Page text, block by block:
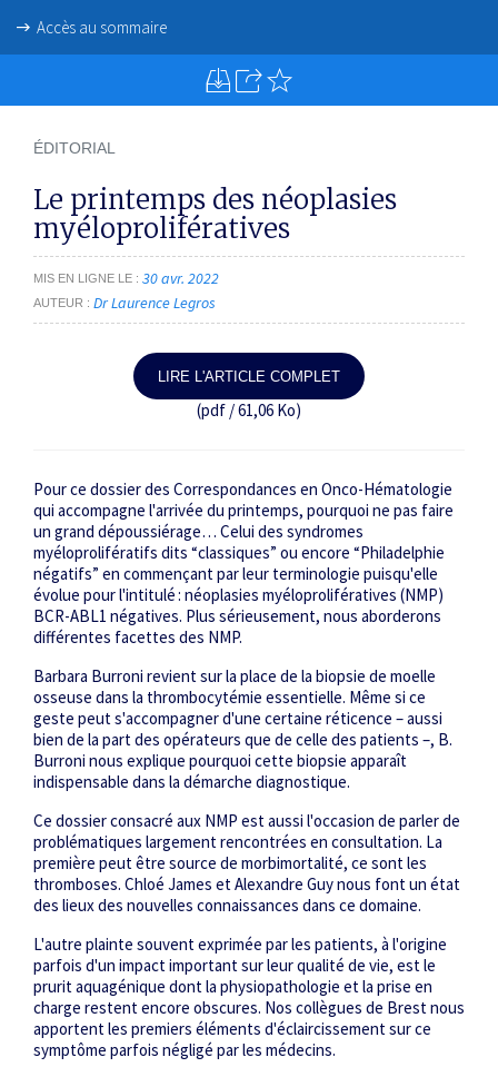
Accès au sommaire
ÉDITORIAL
Le printemps des néoplasies
myéloprolifératives
MIS EN LIGNE LE 30 avr. 2022
AUTEUR Dr Laurence Legros
LIRE L'ARTICLE COMPLET
(pdf / 61,06 Ko)
Pour ce dossier des Correspondances en Onco-Hématologie
qui accompagne l'arrivée du printemps, pourquoi ne pas faire
un grand dépoussiérage… Celui des syndromes
myéloprolifératifs dits “classiques” ou encore “Philadelphie
négatifs” en commençant par leur terminologie puisqu'elle
évolue pour l'intitulé : néoplasies myéloprolifératives (NMP)
BCR-ABL1 négatives. Plus sérieusement, nous aborderons
différentes facettes des NMP.
Barbara Burroni revient sur la place de la biopsie de moelle
osseuse dans la thrombocytémie essentielle. Même si ce
geste peut s'accompagner d'une certaine réticence – aussi
bien de la part des opérateurs que de celle des patients –, B.
Burroni nous explique pourquoi cette biopsie apparaît
indispensable dans la démarche ­diagno­stique.
Ce dossier consacré aux NMP est aussi l'occasion de parler de
problématiques largement rencontrées en consultation. La
première peut être source de morbi­mortalité, ce sont les
thromboses. Chloé James et Alexandre Guy nous font un état
des lieux des nouvelles connaissances dans ce domaine.
L'autre plainte souvent exprimée par les patients, à l'origine
parfois d'un impact important sur leur qualité de vie, est le
prurit aquagénique dont la physiopathologie et la prise en
charge restent encore obscures. Nos collègues de Brest nous
apportent les premiers éléments d'éclaircissement sur ce
symptôme parfois négligé par les médecins.